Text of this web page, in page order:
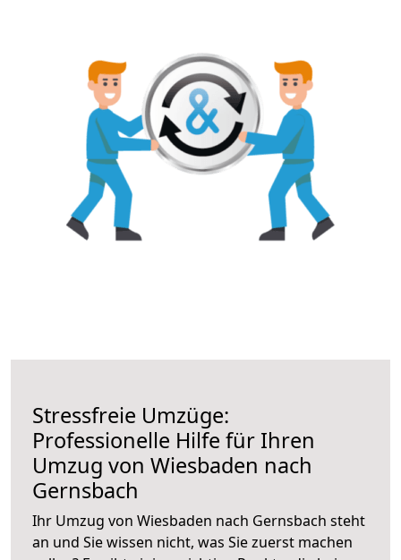
Stressfreie Umzüge:
Professionelle Hilfe für Ihren
Umzug von Wiesbaden nach
Gernsbach
Ihr Umzug von Wiesbaden nach Gernsbach steht
an und Sie wissen nicht, was Sie zuerst machen